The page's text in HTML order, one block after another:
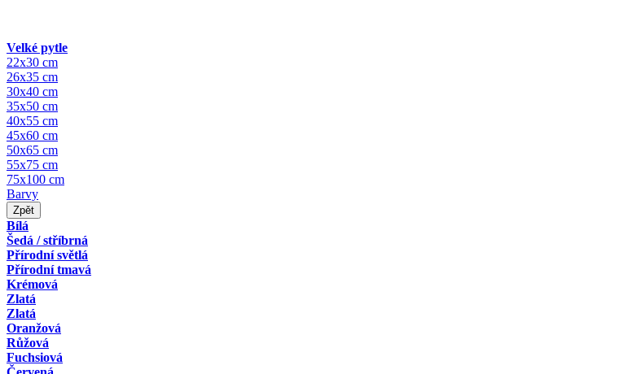
Velké pytle
22x30 cm
26x35 cm
30x40 cm
35x50 cm
40x55 cm
45x60 cm
50x65 cm
55x75 cm
75x100 cm
Barvy
Zpět
Bílá
Šedá / stříbrná
Přírodní světlá
Přírodní tmavá
Krémová
Zlatá
Zlatá
Oranžová
Růžová
Fuchsiová